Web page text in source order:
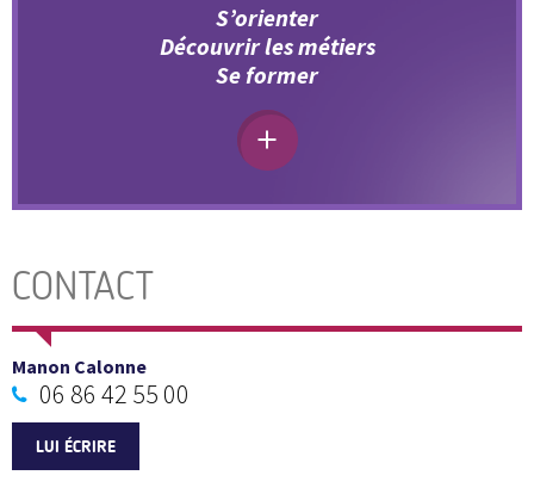
S’orienter
Découvrir les métiers
Se former
CONTACT
Manon Calonne
06 86 42 55 00
LUI ÉCRIRE